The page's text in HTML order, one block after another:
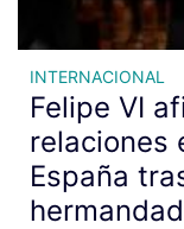
INTERNACIONAL
Felipe VI
relaciones
España
hermandad